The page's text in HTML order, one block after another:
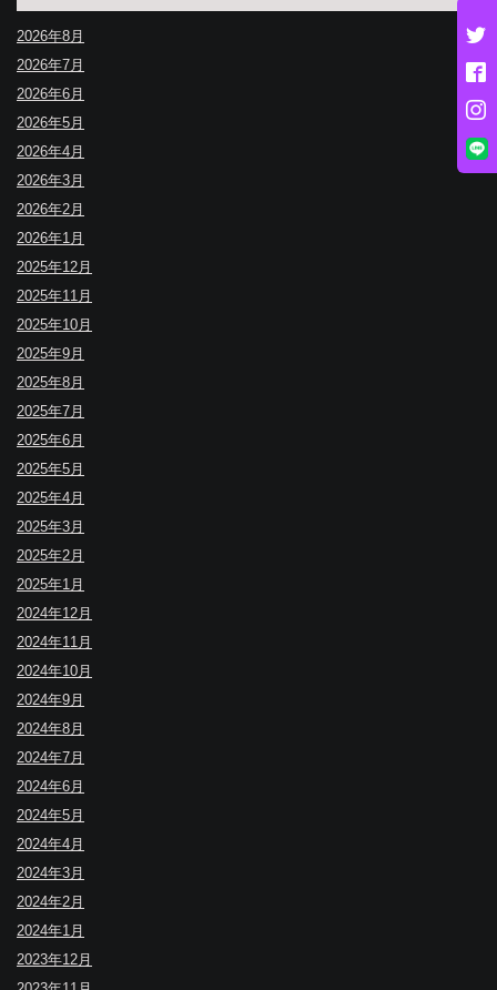
2026年8月
2026年7月
2026年6月
2026年5月
2026年4月
2026年3月
2026年2月
2026年1月
2025年12月
2025年11月
2025年10月
2025年9月
2025年8月
2025年7月
2025年6月
2025年5月
2025年4月
2025年3月
2025年2月
2025年1月
2024年12月
2024年11月
2024年10月
2024年9月
2024年8月
2024年7月
2024年6月
2024年5月
2024年4月
2024年3月
2024年2月
2024年1月
2023年12月